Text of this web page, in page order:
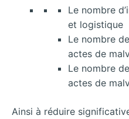
Le nombre
et logistique
Le nombre
actes de
Le nombre
actes de
Ainsi à réduire